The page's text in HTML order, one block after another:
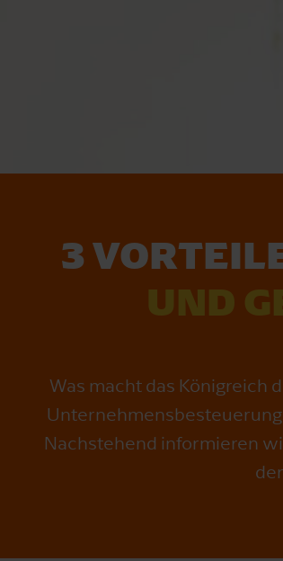
3
UND
Was macht das Königreich
Nachstehend informieren